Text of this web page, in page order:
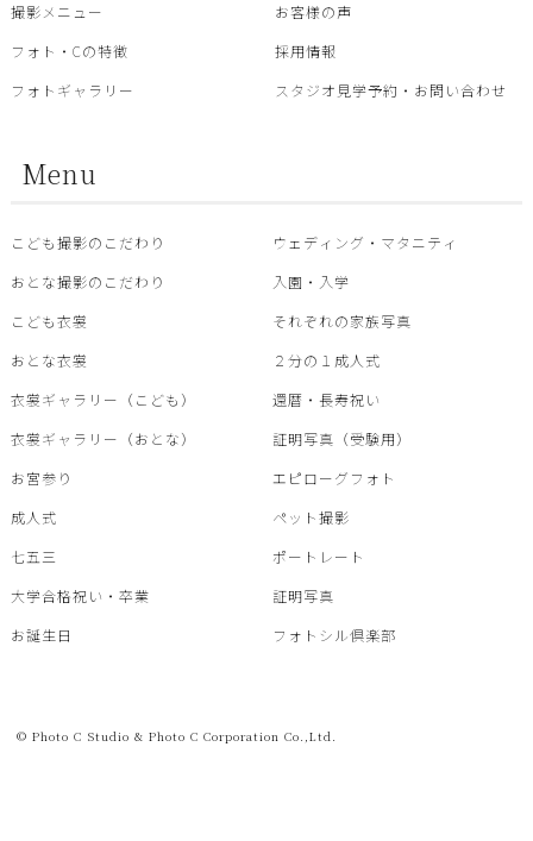
撮影メニュー
フォト・Cの特徴
フォトギャラリー
お客様の声
採用情報
スタジオ見学予約・お問い合わせ
Menu
こども撮影のこだわり
おとな撮影のこだわり
こども衣裳
おとな衣裳
衣裳ギャラリー（こども）
衣裳ギャラリー（おとな）
お宮参り
成人式
七五三
大学合格祝い・卒業
お誕生日
ウェディング・マタニティ
入園・入学
それぞれの家族写真
２分の１成人式
還暦・⾧寿祝い
証明写真（受験用）
エピローグフォト
ペット撮影
ポートレート
証明写真
フォトシル倶楽部
© Photo C Studio & Photo C Corporation Co.,Ltd.